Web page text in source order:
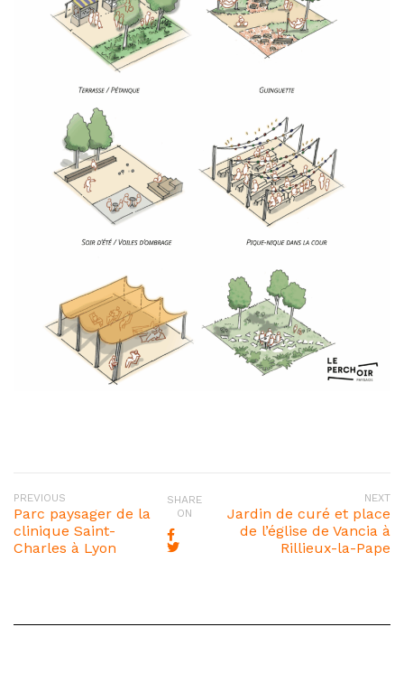
PREVIOUS
Parc paysager de la
clinique Saint-
Charles à Lyon
SHARE
ON
NEXT
Jardin de curé et place
de l’église de Vancia à
Rillieux-la-Pape